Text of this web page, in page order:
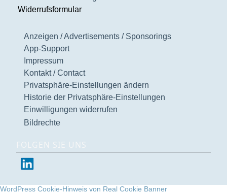
Widerrufsformular
Anzeigen / Advertisements / Sponsorings
App-Support
Impressum
Kontakt / Contact
Privatsphäre-Einstellungen ändern
Historie der Privatsphäre-Einstellungen
Einwilligungen widerrufen
Bildrechte
FOLGEN SIE UNS
WordPress Cookie-Hinweis von Real Cookie Banner